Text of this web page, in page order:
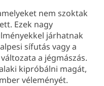
nem szoktak
Ezek nagy
járhatnak
sífutás vagy a
a jégmászás.
kipróbálni magát,
véleményét.